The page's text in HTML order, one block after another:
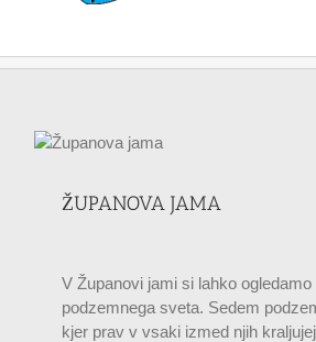
ŽUPANOVA JAMA
V Županovi jami si lahko
podzemnega sveta. Sedem
kjer prav v vsaki izmed njih